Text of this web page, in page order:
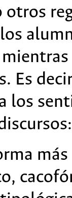
Es
los